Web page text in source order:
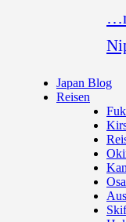
Japan Blog
Reisen